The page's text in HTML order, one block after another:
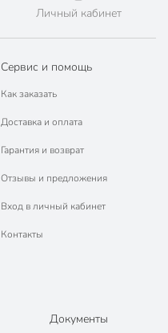
Личный кабинет
Сервис и помощь
Как заказать
Доставка и оплата
Гарантия и возврат
Отзывы и предложения
Вход в личный кабинет
Контакты
Документы